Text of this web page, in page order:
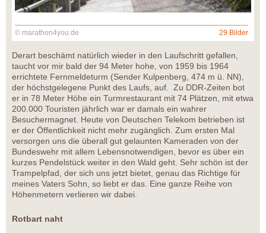
© marathon4you.de 29 Bilder
Derart beschämt natürlich wieder in den Laufschritt gefallen,
taucht vor mir bald der 94 Meter hohe, von 1959 bis 1964
errichtete Fernmeldeturm (Sender Kulpenberg, 474 m ü. NN),
der höchstgelegene Punkt des Laufs, auf. Zu DDR-Zeiten bot
er in 78 Meter Höhe ein Turmrestaurant mit 74 Plätzen, mit etwa
200.000 Touristen jährlich war er damals ein wahrer
Besuchermagnet. Heute von Deutschen Telekom betrieben ist
er der Öffentlichkeit nicht mehr zugänglich. Zum ersten Mal
versorgen uns die überall gut gelaunten Kameraden von der
Bundeswehr mit allem Lebensnotwendigen, bevor es über ein
kurzes Pendelstück weiter in den Wald geht. Sehr schön ist der
Trampelpfad, der sich uns jetzt bietet, genau das Richtige für
meines Vaters Sohn, so liebt er das. Eine ganze Reihe von
Höhenmetern verlieren wir dabei.
Rotbart naht